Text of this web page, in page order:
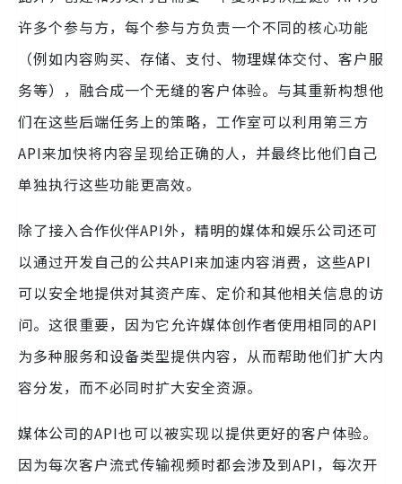
许多个参与方，每个参与方负责一个不同的核心功能
（例如内容购买、存储、支付、物理媒体交付、客户服
务等），融合成一个无缝的客户体验。与其重新构想他
们在这些后端任务上的策略，工作室可以利用第三方
API来加快将内容呈现给正确的人，并最终比他们自己
单独执行这些功能更高效。
除了接入合作伙伴API外，精明的媒体和娱乐公司还可
以通过开发自己的公共API来加速内容消费，这些API
可以安全地提供对其资产库、定价和其他相关信息的访
问。这很重要，因为它允许媒体创作者使用相同的API
为多种服务和设备类型提供内容，从而帮助他们扩大内
容分发，而不必同时扩大安全资源。
媒体公司的API也可以被实现以提供更好的客户体验。
因为每次客户流式传输视频时都会涉及到API，每次开